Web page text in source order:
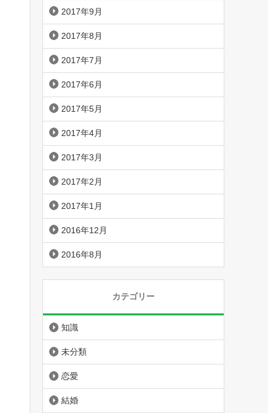
2017年9月
2017年8月
2017年7月
2017年6月
2017年5月
2017年4月
2017年3月
2017年2月
2017年1月
2016年12月
2016年8月
カテゴリー
知識
未分類
恋愛
結婚